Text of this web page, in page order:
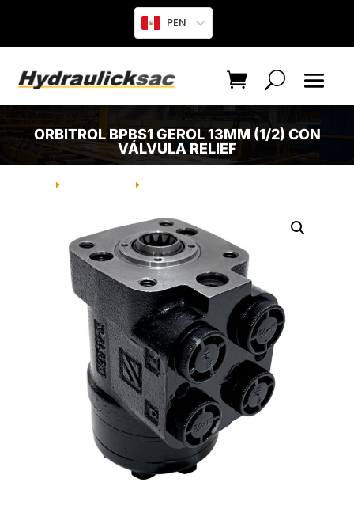
PEN
ORBITROL BPBS1 GEROL 13MM (1/2) CON
VÁLVULA RELIEF
E E